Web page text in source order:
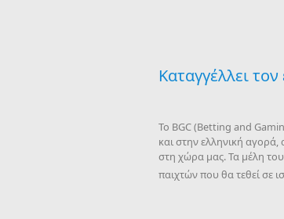
Καταγγέλλει
Το BGC (Betting and
και στην ελληνική
στη χώρα μας. Τα μέλη
παιχτών που θα τεθεί σε